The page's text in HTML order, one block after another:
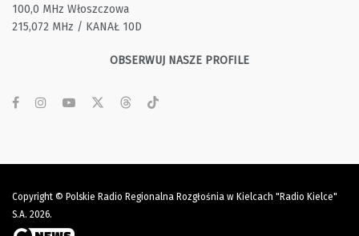
100,0 MHz Włoszczowa
215,072 MHz / KANAŁ 10D
OBSERWUJ NASZE PROFILE
Copyright © Polskie Radio Regionalna Rozgłośnia w Kielcach "Radio Kielce"
S.A. 2026.